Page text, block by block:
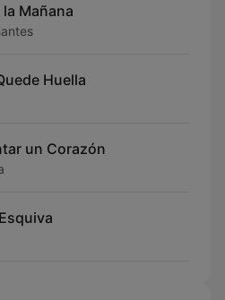
Mañana
Huella
un Corazón